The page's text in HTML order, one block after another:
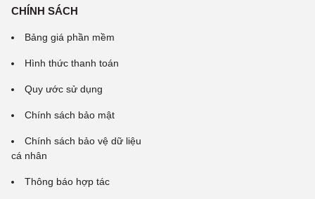
CHÍNH SÁCH
Bảng giá phần mềm
Hình thức thanh toán
Quy ước sử dụng
Chính sách bảo mật
Chính sách bảo vệ dữ liệu
cá nhân
Thông báo hợp tác